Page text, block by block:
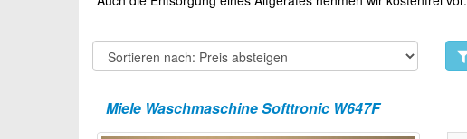
Miele Waschmaschine Softtronic W647F